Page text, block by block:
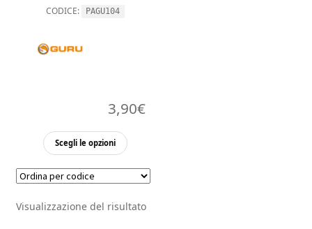
CODICE: PAGU104
3,90€
Scegli le opzioni
Questo
ha
varianti.
Visualizzazione del risultato